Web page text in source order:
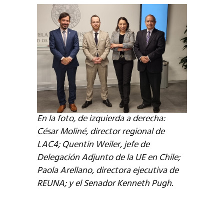
En la foto, de izquierda a derecha:
César Moliné, director regional de
LAC4; Quentin Weiler, jefe de
Delegación Adjunto de la UE en Chile;
Paola Arellano, directora ejecutiva de
REUNA; y el Senador Kenneth Pugh.